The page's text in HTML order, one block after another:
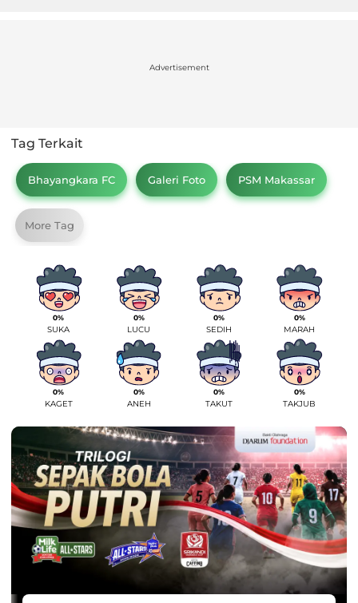
Advertisement
Tag Terkait
Bhayangkara FC Galeri Foto PSM Makassar
More Tag
0%
SUKA
0%
LUCU
0%
SEDIH
0%
MARAH
0%
KAGET
0%
ANEH
0%
TAKUT
0%
TAKJUB